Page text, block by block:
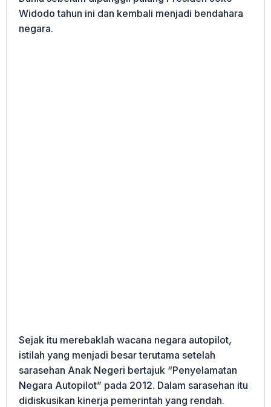
Widodo tahun ini dan kembali menjadi bendahara
negara.
Sejak itu merebaklah wacana negara autopilot,
istilah yang menjadi besar terutama setelah
sarasehan Anak Negeri bertajuk “Penyelamatan
Negara Autopilot” pada 2012. Dalam sarasehan itu
didiskusikan kinerja pemerintah yang rendah.